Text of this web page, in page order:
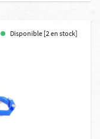
Disponible [2 en stock]